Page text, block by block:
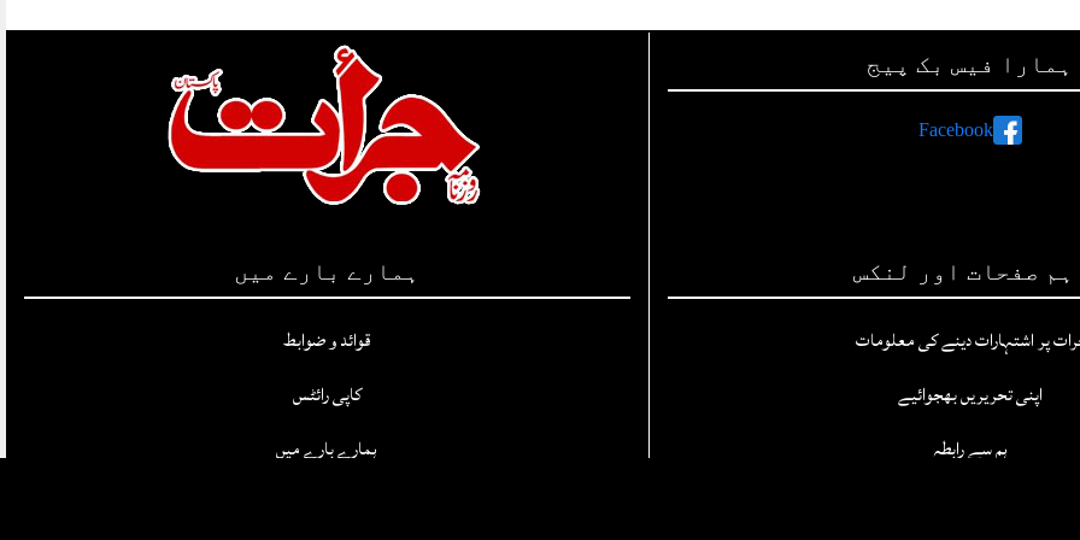
ہمارا فیس بک پیج
Facebook
ہمارے بارے میں
قوائد و ضوابط
کاپی رائٹس
ہمارے بارے میں
صفحات اور لنکس
پر اشتہارات دینے کی معلومات
اپنی تحریریں بھجوائیے
ہم سے رابطہ